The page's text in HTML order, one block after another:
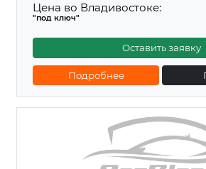
Цена во Владивостоке:
"под ключ"
Оставить заявку
Подробнее